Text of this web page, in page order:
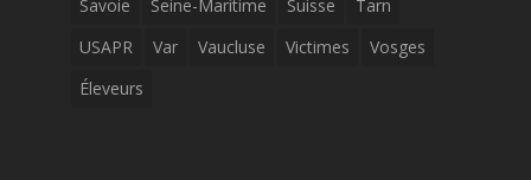
Savoie
Seine-Maritime Suisse
Tarn
USAPR
Var Vaucluse Victimes
Vosges
Éleveurs